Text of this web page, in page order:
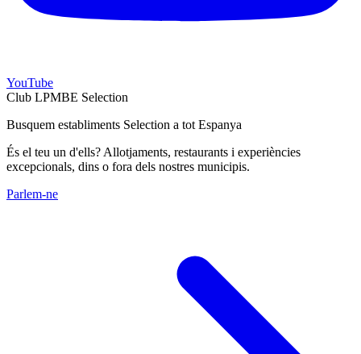
YouTube
Club LPMBE Selection
Busquem establiments Selection a tot Espanya
És el teu un d'ells? Allotjaments, restaurants i experiències
excepcionals, dins o fora dels nostres municipis.
Parlem-ne